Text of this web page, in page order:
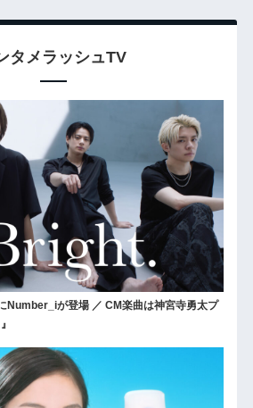
タメラッシュTV
Number_iが登場 ／ CM楽曲は神宮寺勇太プ